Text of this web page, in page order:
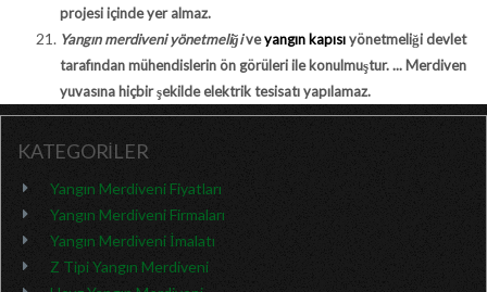
projesi içinde yer almaz.
Yangın merdiveni yönetmeliğiveyangın kapısıyönetmeliği devlet
tarafından mühendislerin ön görüleri ile konulmuştur. ... Merdiven
yuvasına hiçbir şekilde elektrik tesisatı yapılamaz.
KATEGORİLER
Yangın Merdiveni Fiyatları
Yangın Merdiveni Firmaları
Yangın Merdiveni İmalatı
Z Tipi Yangın Merdiveni